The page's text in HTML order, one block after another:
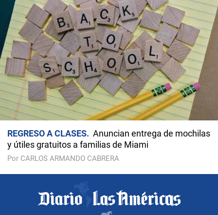
REGRESO A CLASES
Anuncian entrega de mochilas
y útiles gratuitos a familias de Miami
Por CARLOS ARMANDO CABRERA